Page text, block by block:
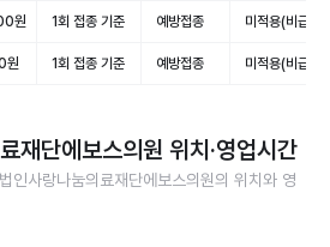
원 1회 접종 기준 예방접종 미적용(비급여)
원 1회 접종 기준 예방접종 미적용(비급여)
재단에보스의원 위치·영업시간
인사랑나눔의료재단에보스의원의 위치와 영